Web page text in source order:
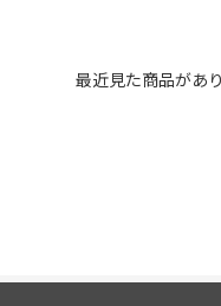
最近見た商品があ